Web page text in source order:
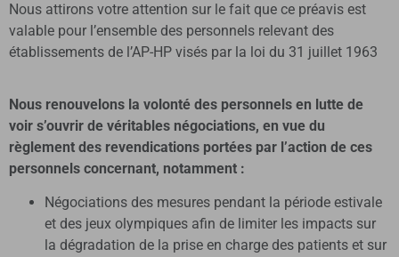
Nous attirons votre attention sur le fait que ce préavis est
valable pour l’ensemble des personnels relevant des
établissements de l’AP-HP visés par la loi du 31 juillet 1963
Nous renouvelons la volonté des personnels en lutte de
voir s’ouvrir de véritables négociations, en vue du
règlement des revendications portées par l’action de ces
personnels concernant, notamment :
Négociations des mesures pendant la période estivale
et des jeux olympiques afin de limiter les impacts sur
la dégradation de la prise en charge des patients et sur